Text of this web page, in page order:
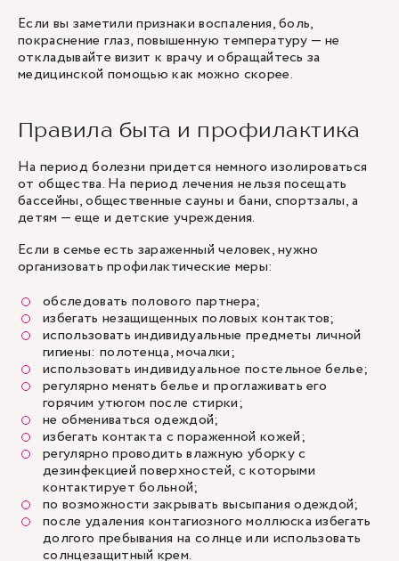
Если вы заметили признаки воспаления, боль,
покраснение глаз, повышенную температуру — не
откладывайте визит к врачу и обращайтесь за
медицинской помощью как можно скорее.
Правила быта и профилактика
На период болезни придется немного изолироваться
от общества. На период лечения нельзя посещать
бассейны, общественные сауны и бани, спортзалы, а
детям — еще и детские учреждения.
Если в семье есть зараженный человек, нужно
организовать профилактические меры:
обследовать полового партнера;
избегать незащищенных половых контактов;
использовать индивидуальные предметы личной
гигиены: полотенца, мочалки;
использовать индивидуальное постельное белье;
регулярно менять белье и проглаживать его
горячим утюгом после стирки;
не обмениваться одеждой;
избегать контакта с пораженной кожей;
регулярно проводить влажную уборку с
дезинфекцией поверхностей, с которыми
контактирует больной;
по возможности закрывать высыпания одеждой;
после удаления контагиозного моллюска избегать
долгого пребывания на солнце или использовать
солнцезащитный крем.